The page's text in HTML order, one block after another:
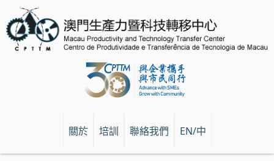
關於 培訓 聯絡我們 EN/中